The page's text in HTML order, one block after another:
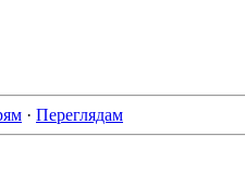
· Переглядам